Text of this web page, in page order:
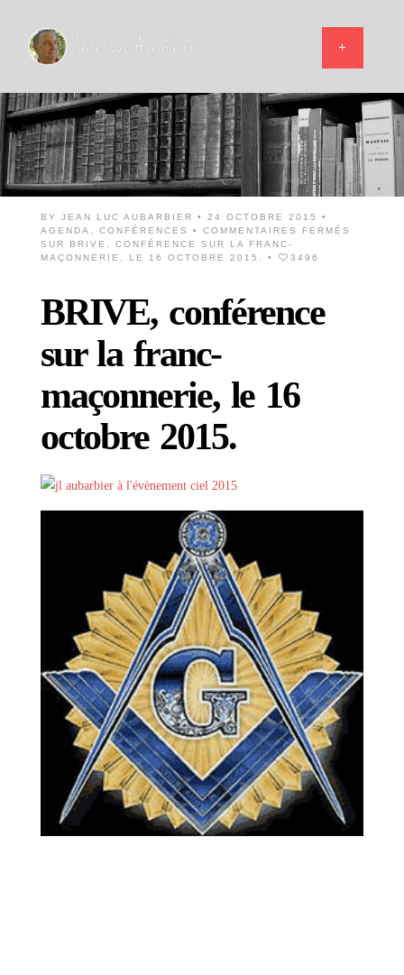
BY JEAN LUC AUBARBIER
• 24 OCTOBRE 2015 •
AGENDA
CONFÉRENCES • COMMENTAIRES FERMÉS
SUR BRIVE, CONFÉRENCE SUR LA FRANC-
MAÇONNERIE, LE 16 OCTOBRE 2015.
• 3496
BRIVE, conférence
sur la franc-
maçonnerie, le 16
octobre 2015.